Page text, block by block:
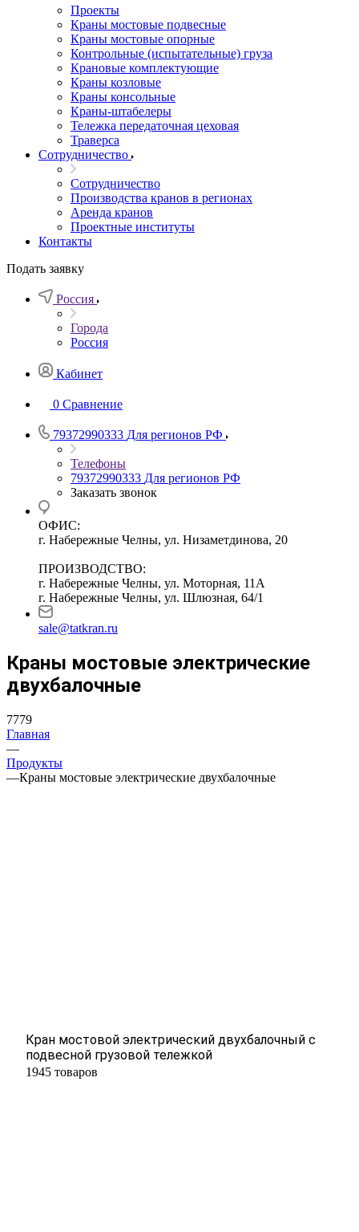
Проекты
Краны мостовые подвесные
Краны мостовые опорные
Контрольные (испытательные) груза
Крановые комплектующие
Краны козловые
Краны консольные
Краны-штабелеры
Тележка передаточная цеховая
Траверса
Сотрудничество
Сотрудничество
Производства кранов в регионах
Аренда кранов
Проектные институты
Контакты
Подать заявку
Россия
Города
Россия
Кабинет
0 Сравнение
79372990333 Для регионов РФ
Телефоны
79372990333 Для регионов РФ
Заказать звонок
ОФИС:
г. Набережные Челны, ул. Низаметдинова, 20
ПРОИЗВОДСТВО:
г. Набережные Челны, ул. Моторная, 11А
г. Набережные Челны, ул. Шлюзная, 64/1
sale@tatkran.ru
Краны мостовые электрические
двухбалочные
7779
Главная
—
Продукты
—Краны мостовые электрические двухбалочные
Кран мостовой электрический двухбалочный с
подвесной грузовой тележкой
1945 товаров